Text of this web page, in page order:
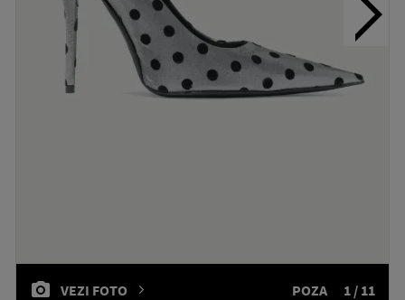
VEZI FOTO POZA 1 / 11